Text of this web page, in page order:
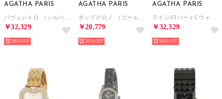
AGATHA PARIS
￥32,329
30%
AGATHA PARIS
￥20,779
30%
AGATHA PARIS
￥32,329
30%